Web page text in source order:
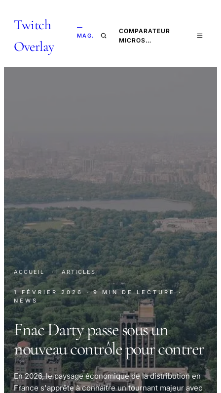
Twitch
Overlay
—
MAG.
COMPARATEUR
MICROS…
ACCUEIL · ARTICLES
1 FÉVRIER 2026 · 9 MIN DE LECTURE ·
NEWS
Fnac Darty passe sous un
nouveau contrôle pour contrer
En 2026, le paysage économique de la distribution en
France s'apprête à connaître un tournant majeur avec